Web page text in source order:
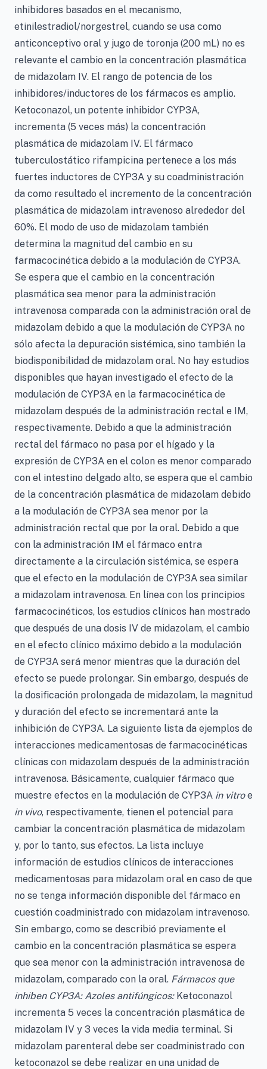
inhibidores basados en el mecanismo,
etinilestradiol/norgestrel, cuando se usa como
anticonceptivo oral y jugo de toronja (200 mL) no es
relevante el cambio en la concentración plasmática
de midazolam IV. El rango de potencia de los
inhibidores/inductores de los fármacos es amplio.
Ketoconazol, un potente inhibidor CYP3A,
incrementa (5 veces más) la concentración
plasmática de midazolam IV. El fármaco
tuberculostático rifampicina pertenece a los más
fuertes inductores de CYP3A y su coadministración
da como resultado el incremento de la concentración
plasmática de midazolam intravenoso alrededor del
60%. El modo de uso de midazolam también
determina la magnitud del cambio en su
farmacocinética debido a la modulación de CYP3A.
Se espera que el cambio en la concentración
plasmática sea menor para la administración
intravenosa comparada con la administración oral de
midazolam debido a que la modulación de CYP3A no
sólo afecta la depuración sistémica, sino también la
biodisponibilidad de midazolam oral. No hay estudios
disponibles que hayan investigado el efecto de la
modulación de CYP3A en la farmacocinética de
midazolam después de la administración rectal e IM,
respectivamente. Debido a que la administración
rectal del fármaco no pasa por el hígado y la
expresión de CYP3A en el colon es menor comparado
con el intestino delgado alto, se espera que el cambio
de la concentración plasmática de midazolam debido
a la modulación de CYP3A sea menor por la
administración rectal que por la oral. Debido a que
con la administración IM el fármaco entra
directamente a la circulación sistémica, se espera
que el efecto en la modulación de CYP3A sea similar
a midazolam intravenosa. En línea con los principios
farmacocinéticos, los estudios clínicos han mostrado
que después de una dosis IV de midazolam, el cambio
en el efecto clínico máximo debido a la modulación
de CYP3A será menor mientras que la duración del
efecto se puede prolongar. Sin embargo, después de
la dosificación prolongada de midazolam, la magnitud
y duración del efecto se incrementará ante la
inhibición de CYP3A. La siguiente lista da ejemplos de
interacciones medicamentosas de farmacocinéticas
clínicas con midazolam después de la administración
intravenosa. Básicamente, cualquier fármaco que
muestre efectos en la modulación de CYP3A in vitroe
in vivo, respectivamente, tienen el potencial para
cambiar la concentración plasmática de midazolam
y, por lo tanto, sus efectos. La lista incluye
información de estudios clínicos de interacciones
medicamentosas para midazolam oral en caso de que
no se tenga información disponible del fármaco en
cuestión coadministrado con midazolam intravenoso.
Sin embargo, como se describió previamente el
cambio en la concentración plasmática se espera
que sea menor con la administración intravenosa de
midazolam, comparado con la oral. Fármacos que
inhiben CYP3A: Azoles antifúngicos:Ketoconazol
incrementa 5 veces la concentración plasmática de
midazolam IV y 3 veces la vida media terminal. Si
midazolam parenteral debe ser coadministrado con
ketoconazol se debe realizar en una unidad de